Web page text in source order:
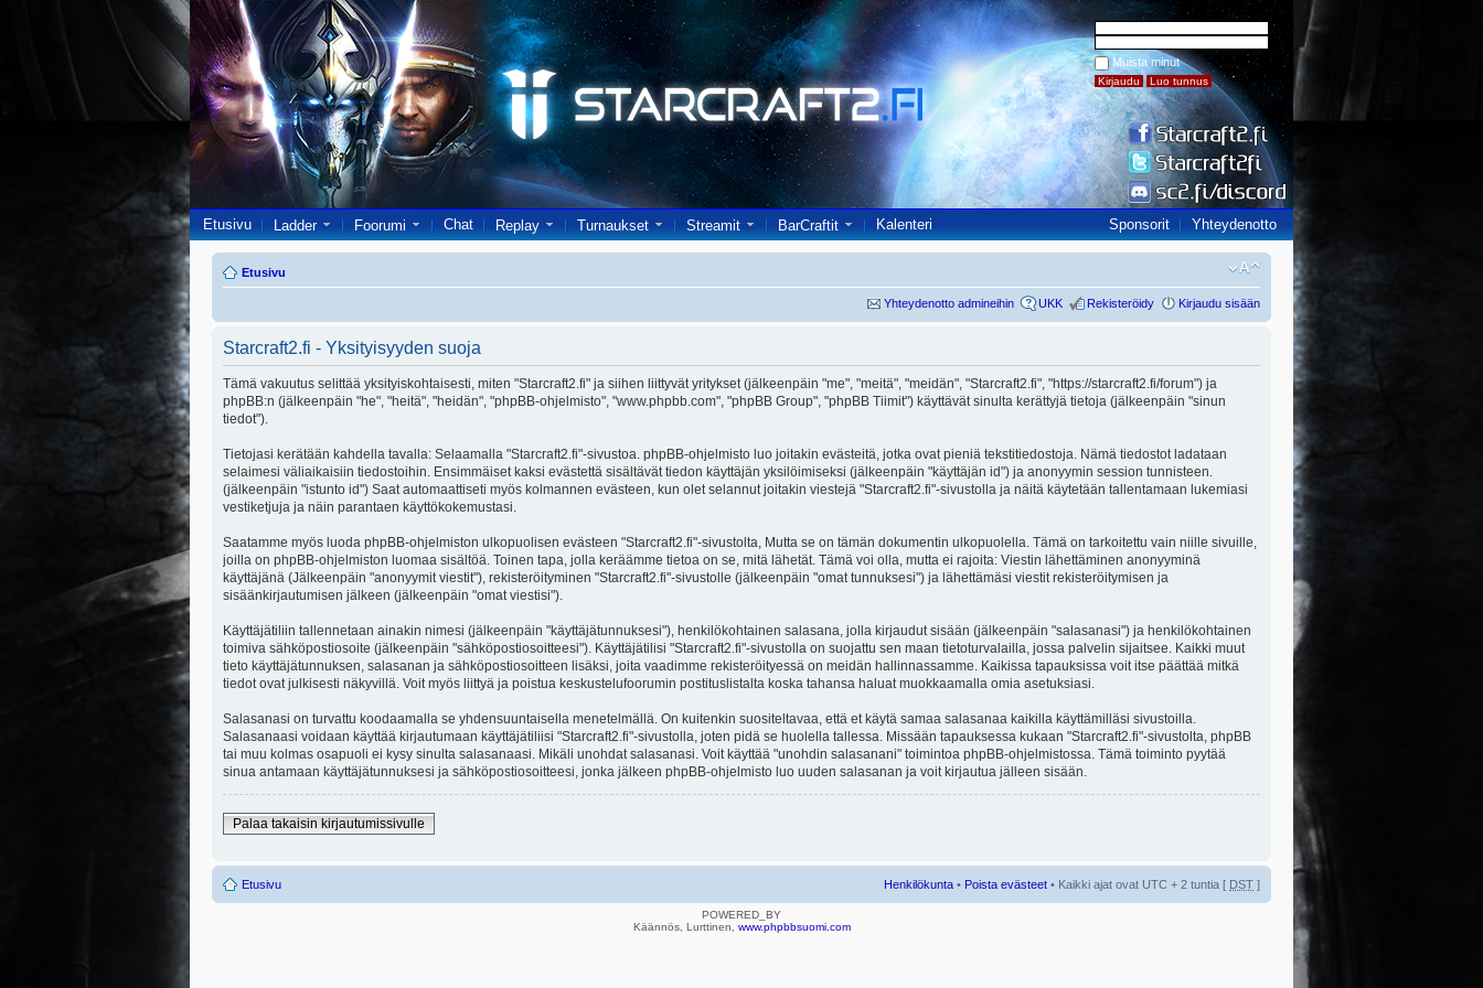
Muista minut
Etusivu Ladder Foorumi Chat Replay Turnaukset Streamit BarCraftit Kalenteri Sponsorit Yhteydenotto
Etusivu
Yhteydenotto admineihin UKK Rekisteröidy Kirjaudu sisään
Starcraft2.fi - Yksityisyyden suoja
Tämä vakuutus selittää yksityiskohtaisesti, miten "Starcraft2.fi" ja siihen liittyvät yritykset (jälkeenpäin "me", "meitä", "meidän", "Starcraft2.fi", "https://starcraft2.fi/forum") ja
phpBB:n (jälkeenpäin "he", "heitä", "heidän", "phpBB-ohjelmisto", "www.phpbb.com", "phpBB Group", "phpBB Tiimit") käyttävät sinulta kerättyjä tietoja (jälkeenpäin "sinun
tiedot").
Tietojasi kerätään kahdella tavalla: Selaamalla "Starcraft2.fi"-sivustoa. phpBB-ohjelmisto luo joitakin evästeitä, jotka ovat pieniä tekstitiedostoja. Nämä tiedostot ladataan
selaimesi väliaikaisiin tiedostoihin. Ensimmäiset kaksi evästettä sisältävät tiedon käyttäjän yksilöimiseksi (jälkeenpäin "käyttäjän id") ja anonyymin session tunnisteen.
(jälkeenpäin "istunto id") Saat automaattiseti myös kolmannen evästeen, kun olet selannut joitakin viestejä "Starcraft2.fi"-sivustolla ja näitä käytetään tallentamaan lukemiasi
vestiketjuja ja näin parantaen käyttökokemustasi.
Saatamme myös luoda phpBB-ohjelmiston ulkopuolisen evästeen "Starcraft2.fi"-sivustolta, Mutta se on tämän dokumentin ulkopuolella. Tämä on tarkoitettu vain niille sivuille,
joilla on phpBB-ohjelmiston luomaa sisältöä. Toinen tapa, jolla keräämme tietoa on se, mitä lähetät. Tämä voi olla, mutta ei rajoita: Viestin lähettäminen anonyyminä
käyttäjänä (Jälkeenpäin "anonyymit viestit"), rekisteröityminen "Starcraft2.fi"-sivustolle (jälkeenpäin "omat tunnuksesi") ja lähettämäsi viestit rekisteröitymisen ja
sisäänkirjautumisen jälkeen (jälkeenpäin "omat viestisi").
Käyttäjätiliin tallennetaan ainakin nimesi (jälkeenpäin "käyttäjätunnuksesi"), henkilökohtainen salasana, jolla kirjaudut sisään (jälkeenpäin "salasanasi") ja henkilökohtainen
toimiva sähköpostiosoite (jälkeenpäin "sähköpostiosoitteesi"). Käyttäjätilisi "Starcraft2.fi"-sivustolla on suojattu sen maan tietoturvalailla, jossa palvelin sijaitsee. Kaikki muut
tieto käyttäjätunnuksen, salasanan ja sähköpostiosoitteen lisäksi, joita vaadimme rekisteröityessä on meidän hallinnassamme. Kaikissa tapauksissa voit itse päättää mitkä
tiedot ovat julkisesti näkyvillä. Voit myös liittyä ja poistua keskustelufoorumin postituslistalta koska tahansa haluat muokkaamalla omia asetuksiasi.
Salasanasi on turvattu koodaamalla se yhdensuuntaisella menetelmällä. On kuitenkin suositeltavaa, että et käytä samaa salasanaa kaikilla käyttämilläsi sivustoilla.
Salasanaasi voidaan käyttää kirjautumaan käyttäjätiliisi "Starcraft2.fi"-sivustolla, joten pidä se huolella tallessa. Missään tapauksessa kukaan "Starcraft2.fi"-sivustolta, phpBB
tai muu kolmas osapuoli ei kysy sinulta salasanaasi. Mikäli unohdat salasanasi. Voit käyttää "unohdin salasanani" toimintoa phpBB-ohjelmistossa. Tämä toiminto pyytää
sinua antamaan käyttäjätunnuksesi ja sähköpostiosoitteesi, jonka jälkeen phpBB-ohjelmisto luo uuden salasanan ja voit kirjautua jälleen sisään.
Palaa takaisin kirjautumissivulle
Etusivu Henkilökunta • Poista evästeet • Kaikki ajat ovat UTC + 2 tuntia [ DST ]
POWERED_BY
Käännös, Lurttinen, www.phpbbsuomi.com